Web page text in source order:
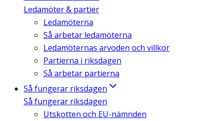
Ledamöter & partier
Ledamöterna
Så arbetar ledamöterna
Ledamöternas arvoden och villkor
Partierna i riksdagen
Så arbetar partierna
Så fungerar riksdagen
Så fungerar riksdagen
Utskotten och EU-nämnden